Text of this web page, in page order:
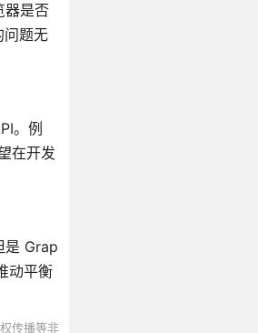
器是否
问题无
。例
在开发
是 Grap
动平衡
传播等非